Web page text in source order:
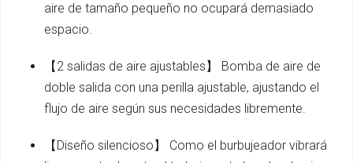
aire de tamaño pequeño no ocupará demasiado
espacio.
【2 salidas de aire ajustables】 Bomba de aire de
doble salida con una perilla ajustable, ajustando el
flujo de aire según sus necesidades libremente.
【Diseño silencioso】 Como el burbujeador vibrará